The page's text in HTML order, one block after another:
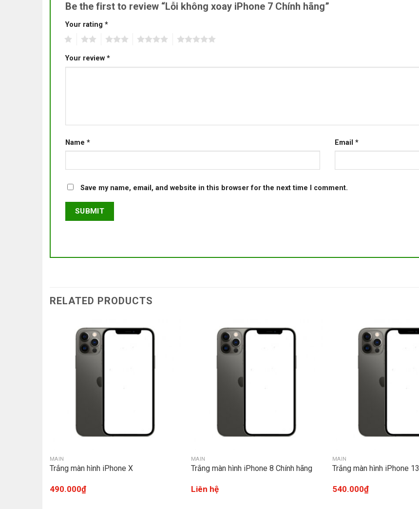
Be the first to review “Lỗi không xoay iPhone 7 Chính hãng”
Your rating *
Your review *
Name * Email *
Save my name, email, and website in this browser for the next time I comment.
RELATED PRODUCTS
MAIN
Trắng màn hình iPhone X
490.000₫
MAIN
Trắng màn hình iPhone 8 Chính hãng
Liên hệ
MAIN
Trắng màn hình iPhone 13
540.000₫